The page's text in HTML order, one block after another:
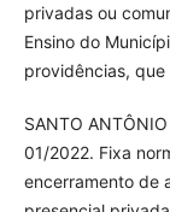
privadas ou
Ensino do
providências,
SANTO
01/2022. Fixa
encerramento de